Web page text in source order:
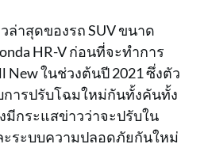
ล่าสุดของรถ SUV ขนาด
HR-V ก่อนที่จะทำการ
New ในช่วงต้นปี 2021 ซึ่งตัว
ารปรับโฉมใหม่กันทั้งคันทั้ง
กระแสข่าวว่าจะปรับใน
ะระบบความปลอดภัยกันใหม่